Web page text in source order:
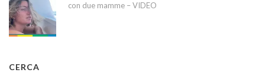
con due mamme – VIDEO
CERCA